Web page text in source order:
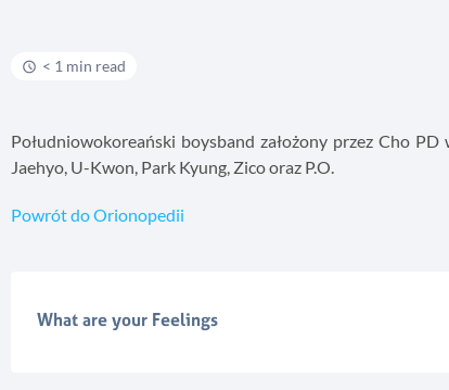
< 1 min read
Południowokoreański boysband założony przez Cho
Jaehyo, U-Kwon, Park Kyung, Zico oraz P.O.
Powrót do Orionopedii
What are your Feelings